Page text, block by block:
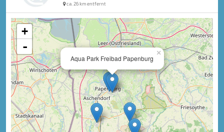
ca. 26 km entfernt
×
Aqua Park Freibad Papenburg
+
-